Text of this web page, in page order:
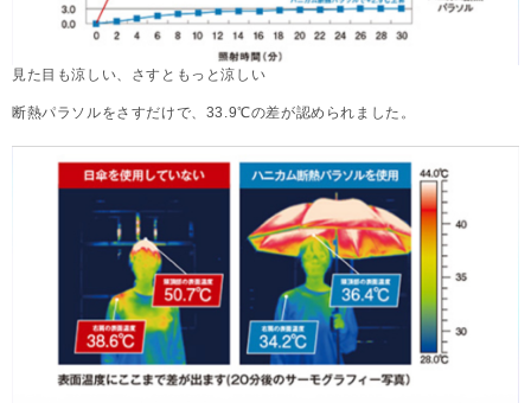
見た目も涼しい、さすともっと涼しい
断熱パラソルをさすだけで、33.9℃の差が認められました。